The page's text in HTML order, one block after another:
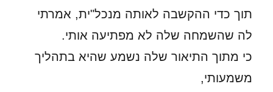
תוך כדי ההקשבה לאותה מנכל"ית, אמרתי
לה שהשמחה שלה לא מפתיעה אותי.
כי מתוך התיאור שלה נשמע שהיא בתהליך
משמעותי,